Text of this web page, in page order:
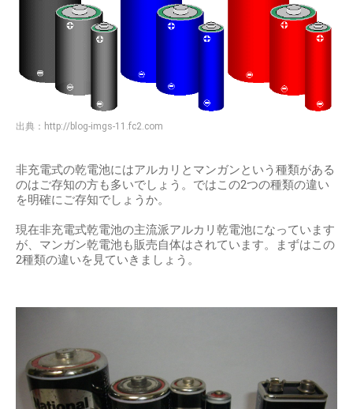
出典： http://blog-imgs-11.fc2.com
非充電式の乾電池にはアルカリとマンガンという種類がある
のはご存知の方も多いでしょう。ではこの2つの種類の違い
を明確にご存知でしょうか。
現在非充電式乾電池の主流派アルカリ乾電池になっています
が、マンガン乾電池も販売自体はされています。まずはこの
2種類の違いを見ていきましょう。